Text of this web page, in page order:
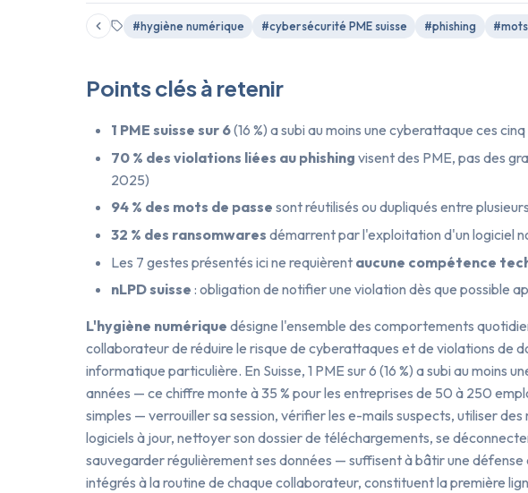
#hygiène numérique #cybersécurité PME suisse #phishing
Points clés à retenir
1 PME suisse sur 6(16 %) a subi au moins une cyberattaque ces
70 % des violations liées au phishing visent des PME, pas des
2025)
94 % des mots de passe sont réutilisés ou dupliqués entre
32 % des ransomwares démarrent par l'exploitation d'un logiciel
Les 7 gestes présentés ici ne requièrent aucune compétence
nLPD suisse : obligation de notifier une violation dès que possible
L'hygiène numérique désigne l'ensemble des comportements
collaborateur de réduire le risque de cyberattaques et de violations de
informatique particulière. En Suisse, 1 PME sur 6 (16 %) a subi au moins
années — ce chiffre monte à 35 % pour les entreprises de 50 à 250
simples — verrouiller sa session, vérifier les e-mails suspects, utiliser
logiciels à jour, nettoyer son dossier de téléchargements, se
sauvegarder régulièrement ses données — suffisent à bâtir une
intégrés à la routine de chaque collaborateur, constituent la première